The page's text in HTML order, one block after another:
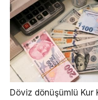
Döviz dönüşümlü Kur